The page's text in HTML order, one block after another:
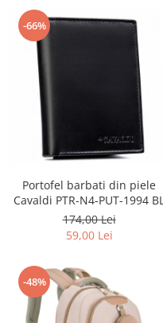
-66%
Portofel barbati din piele
Cavaldi PTR-N4-PUT-1994 BL
174,00 Lei
59,00 Lei
-48%